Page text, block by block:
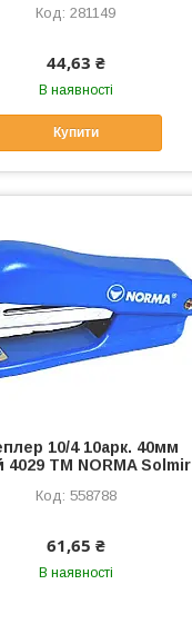
281149
44,63 ₴
В наявності
Купити
10/4 10арк. 40мм
4029 ТМ NORMA Solmir
558788
61,65 ₴
В наявності